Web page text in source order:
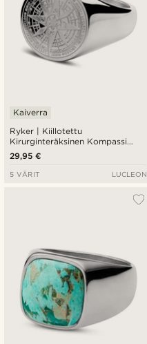
Ryker | Kiillotettu
Kirurginteräksinen Kompassi
Sinettisormus
Kaiverra
29,95 €
5 VÄRIT LUCLEON